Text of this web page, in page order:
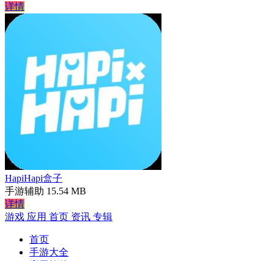
详情
HapiHapi盒子
手游辅助 15.54 MB
详情
游戏 应用 首页 资讯 专辑
首页
手游大全